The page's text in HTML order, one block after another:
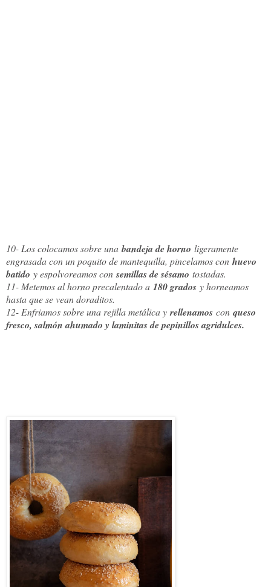
10- Los colocamos sobre una bandeja de horno ligeramente
engrasada con un poquito de mantequilla, pincelamos con huevo
batido y espolvoreamos con semillas de sésamo tostadas.
11- Metemos al horno precalentado a 180 grados y horneamos
hasta que se vean doraditos.
12- Enfriamos sobre una rejilla metálica y rellenamos con queso
fresco, salmón ahumado y laminitas de pepinillos agridulces.